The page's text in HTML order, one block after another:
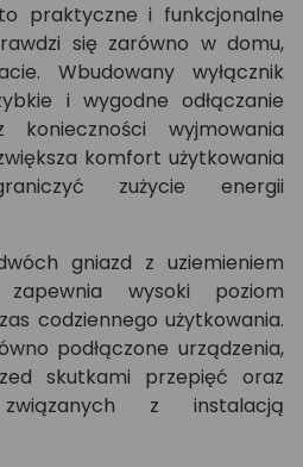
praktyczne i funkcjonalne
się zarówno w domu,
Wbudowany wyłącznik
i wygodne odłączanie
wyjmowania
komfort użytkowania
zużycie energii
gniazd z uziemieniem
zapewnia wysoki poziom
codziennego użytkowania.
podłączone urządzenia,
skutkami przepięć oraz
z instalacją